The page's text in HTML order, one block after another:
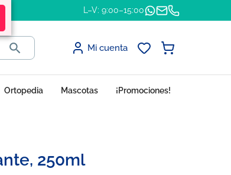
L–V: 9:00–15:00
 Mi cuenta
Ortopedia Mascotas ¡Promociones!
250ml